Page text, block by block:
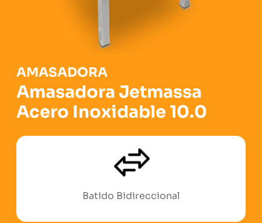
AMASADORA
Amasadora Jetmassa
Acero Inoxidable 10.0
Sello de Certificacion Europea